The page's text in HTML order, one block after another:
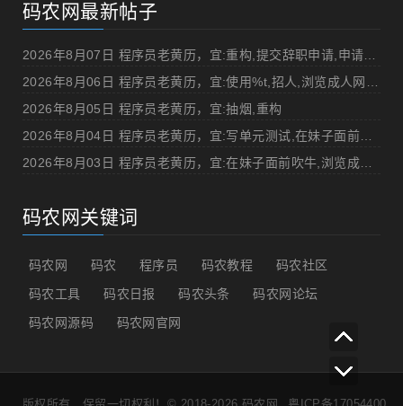
码农网最新帖子
2026年8月05日 程序员老黄历，宜:抽烟,重构
码农网关键词
码农网 码农 程序员 码农教程
码农社区
码农工具
码农日报 码农头条
码农网论坛
码农网源码
码农网官网